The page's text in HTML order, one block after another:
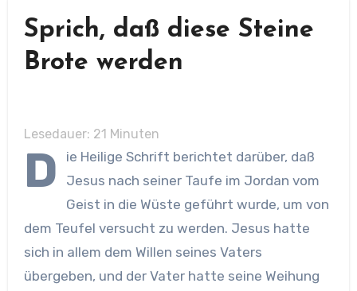
Sprich, daß diese Steine
Brote werden
Lesedauer: 21 Minuten
D
ie Heilige Schrift berichtet darüber, daß
Jesus nach seiner Taufe im Jordan vom
Geist in die Wüste geführt wurde, um von
dem Teufel versucht zu werden. Jesus hatte
sich in allem dem Willen seines Vaters
übergeben, und der Vater hatte seine Weihung